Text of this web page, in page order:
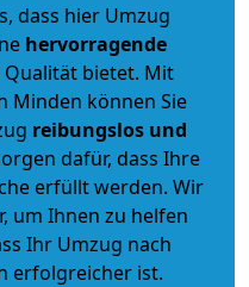
dass hier Umzug
hervorragende
Qualität bietet. Mit
Minden können Sie
reibungslos und
dafür, dass Ihre
erfüllt werden. Wir
um Ihnen zu helfen
Ihr Umzug nach
erfolgreicher ist.